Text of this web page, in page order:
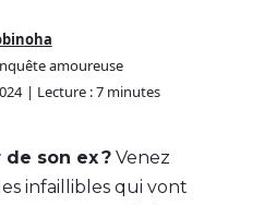
amoureuse
| Lecture : 7 minutes
son ex ?Venez
infaillibles qui vont